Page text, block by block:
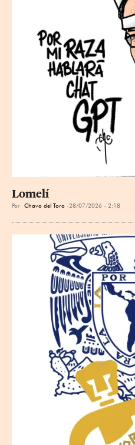
Lomelí
Por Chavo del Toro 28/07/2026 - 2:18